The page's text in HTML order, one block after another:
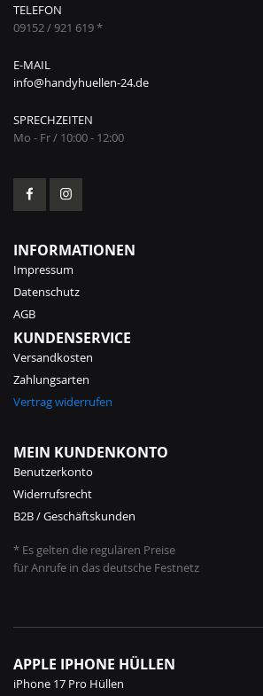
TELEFON
09152 / 921 619 *
E-MAIL
info@handyhuellen-24.de
SPRECHZEITEN
Mo - Fr / 10:00 - 12:00
INFORMATIONEN
Impressum
Datenschutz
AGB
KUNDENSERVICE
Versandkosten
Zahlungsarten
Vertrag widerrufen
MEIN KUNDENKONTO
Benutzerkonto
Widerrufsrecht
B2B / Geschäftskunden
* Es gelten die regulären Preise
für Anrufe in das deutsche Festnetz
APPLE IPHONE HÜLLEN
iPhone 17 Pro Hüllen